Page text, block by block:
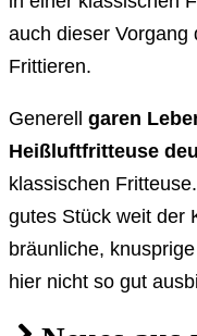
auch dieser Vorgang
Frittieren.
Generell garen
Heißluftfritteuse
klassischen
gutes Stück weit der
bräunliche,
hier nicht so gut